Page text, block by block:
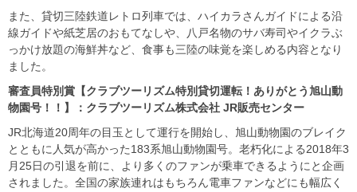
また、貸切三陸鉄道レトロ列車では、ハイカラさんガイドによる沿
線ガイドや紙芝居のおもてなしや、八戸名物のサバ寿司やイクラぶ
っかけ放題の海鮮丼など、食事も三陸の味覚を楽しめる内容となり
ました。
審査員特別賞【クラブツーリズム特別貸切運転！ありがとう旭山動
物園号！！】：クラブツーリズム株式会社 JR販売センター
JR北海道20周年の目玉として運行を開始し、旭山動物園のブレイク
とともに人気が高かった183系旭山動物園号。老朽化による2018年3
月25日の引退を前に、より多くのファンが乗車できるようにと企画
されました。全国の家族連れはもちろん電車ファンなどにも幅広く